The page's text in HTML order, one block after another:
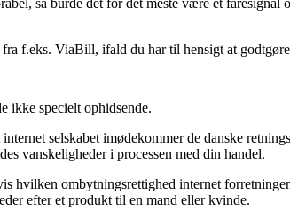
f.eks. ViaBill, ifald du har til hensigt at
ikke specielt ophidsende.
selskabet imødekommer de danske
vanskeligheder i processen med din handel.
hvilken ombytningsrettighed internet
efter et produkt til en mand eller kvinde.